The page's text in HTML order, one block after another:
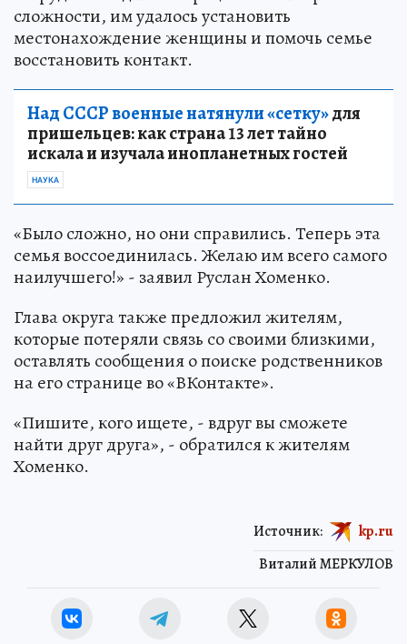
сложности, им удалось установить
местонахождение женщины и помочь семье
восстановить контакт.
Над СССР военные натянули «сетку»для
пришельцев: как страна 13 лет тайно
искала и изучала инопланетных гостей
НАУКА
«Было сложно, но они справились. Теперь эта
семья воссоединилась. Желаю им всего самого
наилучшего!» - заявил Руслан Хоменко.
Глава округа также предложил жителям,
которые потеряли связь со своими близкими,
оставлять сообщения о поиске родственников
на его странице во «ВКонтакте».
«Пишите, кого ищете, - вдруг вы сможете
найти друг друга», - обратился к жителям
Хоменко.
Виталий МЕРКУЛОВ
Источник: kp.ru